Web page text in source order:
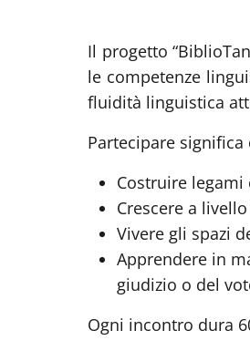
Il progetto
le competenze
fluidità linguistica
Partecipare
Costruire legami
Crescere a
Vivere gli spazi
Apprendere in
giudizio o del
Ogni incontro dura